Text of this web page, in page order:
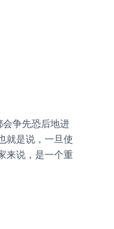
争先恐后地进
就是说，一旦使
来说，是一个重